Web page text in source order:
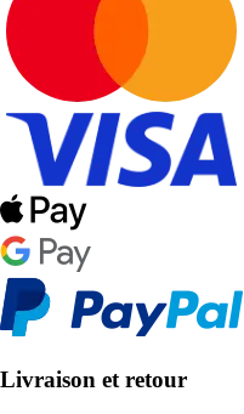
Livraison et retour